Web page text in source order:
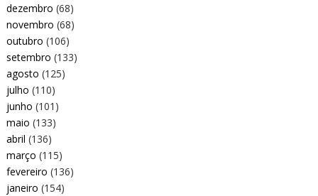
dezembro (68)
novembro (68)
outubro (106)
setembro (133)
agosto (125)
julho (110)
junho (101)
maio (133)
abril (136)
março (115)
fevereiro (136)
janeiro (154)